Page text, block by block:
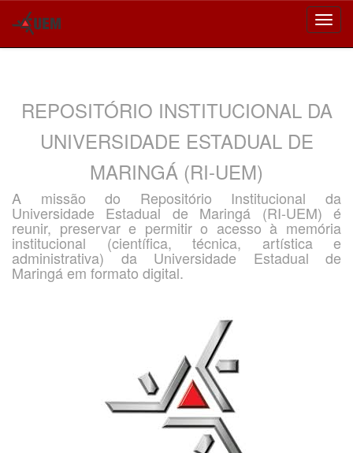
REPOSITÓRIO INSTITUCIONAL DA
UNIVERSIDADE ESTADUAL DE
MARINGÁ (RI-UEM)
A missão do Repositório Institucional da
Universidade Estadual de Maringá (RI-UEM) é
reunir, preservar e permitir o acesso à memória
institucional (científica, técnica, artística e
administrativa) da Universidade Estadual de
Maringá em formato digital.